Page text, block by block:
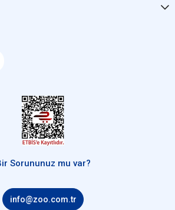
Sorununuz mu var?
info@zoo.com.tr